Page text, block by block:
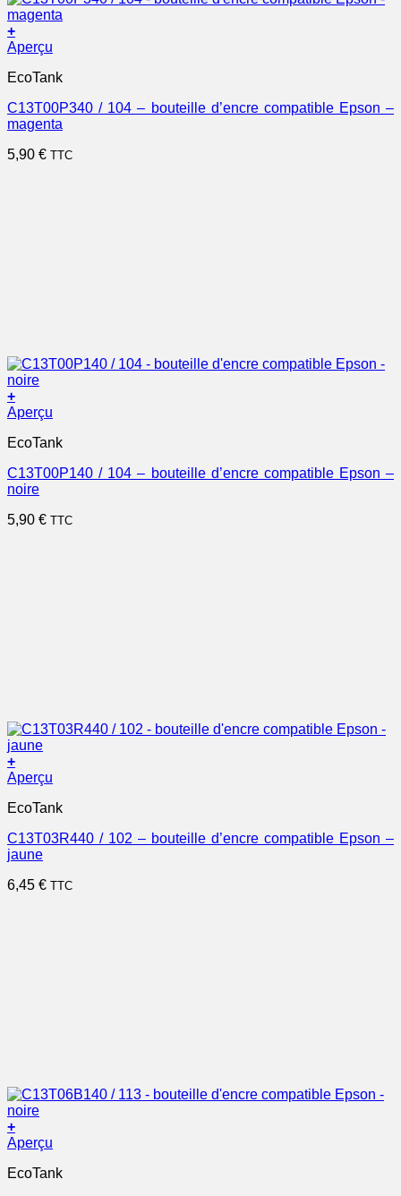
+
Aperçu
EcoTank
C13T00P340 / 104 – bouteille d’encre compatible Epson –
magenta
5,90 € TTC
+
Aperçu
EcoTank
C13T00P140 / 104 – bouteille d’encre compatible Epson –
noire
5,90 € TTC
+
Aperçu
EcoTank
C13T03R440 / 102 – bouteille d’encre compatible Epson –
jaune
6,45 € TTC
+
Aperçu
EcoTank